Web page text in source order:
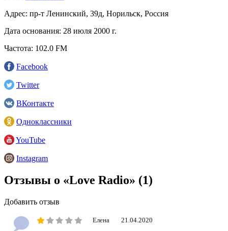
Адрес: пр-т Ленинский, 39д, Норильск, Россия
Дата основания: 28 июля 2000 г.
Частота: 102.0 FM
Facebook
Twitter
ВКонтакте
Одноклассники
YouTube
Instagram
Отзывы о «Love Radio» (1)
Добавить отзыв
Елена 21.04.2020